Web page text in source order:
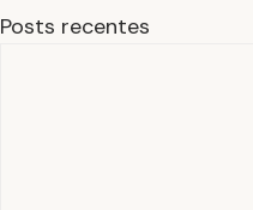
Posts recentes